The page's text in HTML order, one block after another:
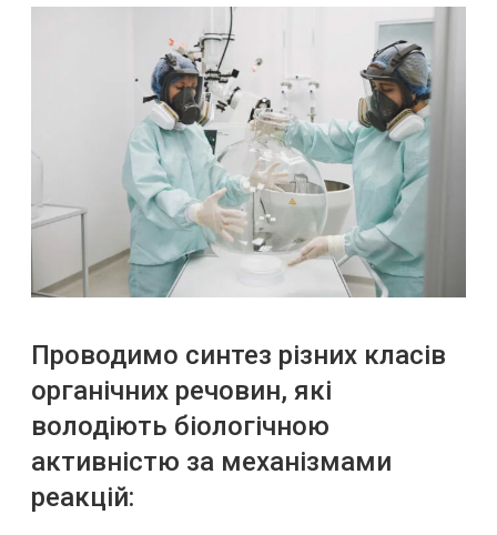
Проводимо синтез різних класів
органічних речовин, які
володіють біологічною
активністю за механізмами
реакцій: